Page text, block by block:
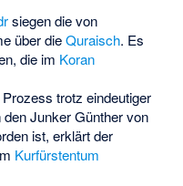
siegen die von
über dieQuraisch. Es
die im Koran
trotz eindeutiger
Junker Günther von
ist, erklärt der
Kurfürstentum